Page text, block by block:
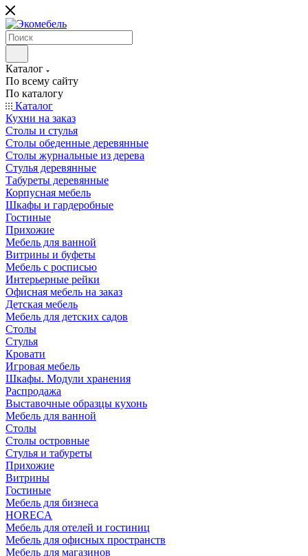
Каталог
По всему сайту
По каталогу
Каталог
Кухни на заказ
Столы и стулья
Столы обеденные деревянные
Столы журнальные из дерева
Стулья деревянные
Табуреты деревянные
Корпусная мебель
Шкафы и гардеробные
Гостиные
Прихожие
Мебель для ванной
Витрины и буфеты
Мебель с росписью
Интерьерные рейки
Офисная мебель на заказ
Детская мебель
Мебель для детских садов
Столы
Стулья
Кровати
Игровая мебель
Шкафы. Модули хранения
Распродажа
Выставочные образцы кухонь
Мебель для ванной
Столы
Столы островные
Стулья и табуреты
Прихожие
Витрины
Гостиные
Мебель для бизнеса
HORECA
Мебель для отелей и гостиниц
Мебель для офисных пространств
Мебель для магазинов